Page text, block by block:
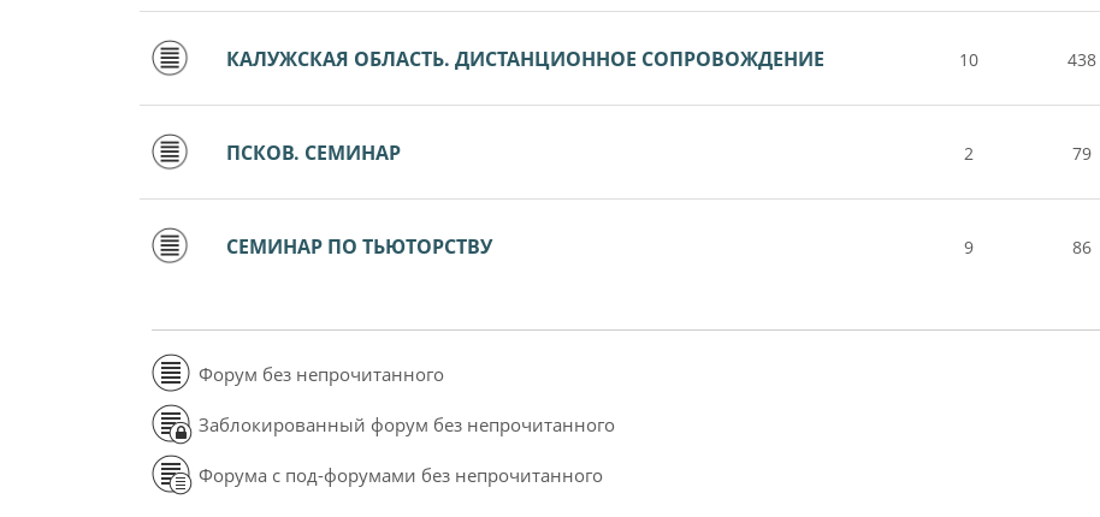
КАЛУЖСКАЯ ОБЛАСТЬ. ДИСТАНЦИОННОЕ СОПРОВОЖДЕНИЕ 10 438
ПСКОВ. СЕМИНАР 2 79
СЕМИНАР ПО ТЬЮТОРСТВУ 9 86
Форум без непрочитанного
Заблокированный форум без непрочитанного
Форума с под-форумами без непрочитанного